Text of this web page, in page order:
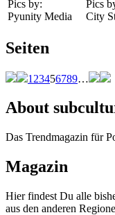
Pics by:
Pyunity Media
Pics
City
Seiten
1 23456789…
About
Das Trendmagazin für
Magazin
Hier findest Du alle
aus den anderen